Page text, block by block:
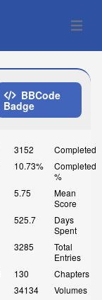
Open
BBCode
Badge
3152
10.73%
5.75
525.7
3285
130
34134
Completed
Completed
%
Mean
Score
Days
Spent
Total
Entries
Chapters
Volumes